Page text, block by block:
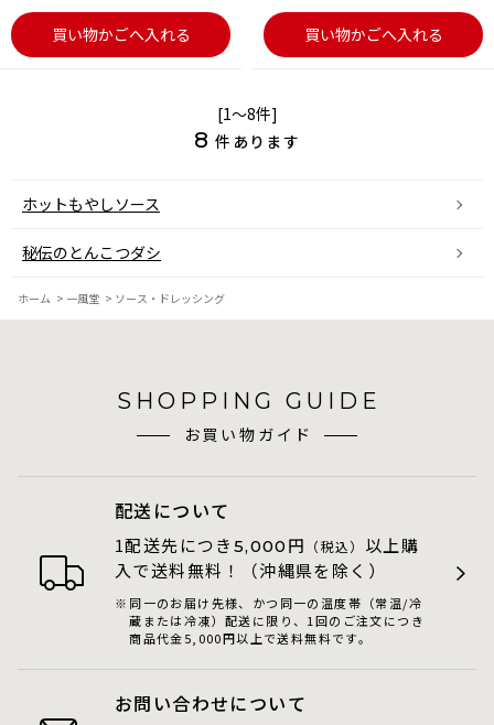
買い物かごへ入れる 買い物かごへ入れる
[1～8件]
8 件あります
ホットもやしソース
秘伝のとんこつダシ
ホーム > 一風堂 > ソース・ドレッシング
SHOPPING GUIDE
お買い物ガイド
配送について
1配送先につき 5,000 円 （税込） 以上購
入で送料無料！（沖縄県を除く）
同一のお届け先様、かつ同一の温度帯（常温/冷
蔵または冷凍）配送に限り、1回のご注文につき
商品代金5,000円以上で送料無料です。
お問い合わせについて